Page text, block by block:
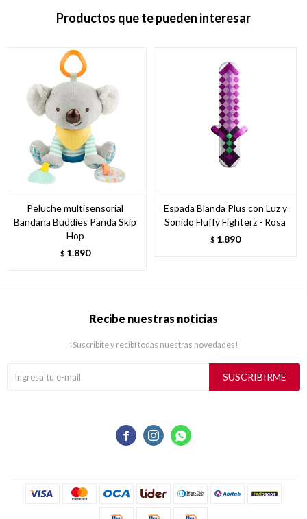
Productos que te pueden interesar
Peluche multisensorial
Bandana Buddies Panda Skip
Hop
$ 1.890
Espada Blanda Plus con Luz y
Sonido Fluffy Fighterz - Rosa
$ 1.890
  
Recibe nuestras noticias
¡Suscribite y recibí todas nuestras novedades!
SUSCRIBIRME